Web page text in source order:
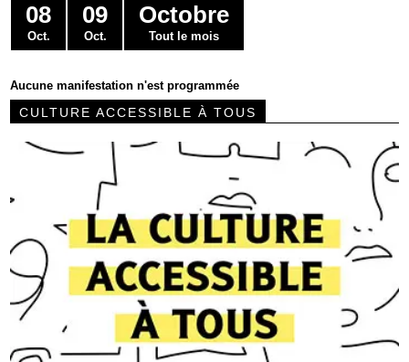
08
Oct.
09
Oct.
Octobre
Tout le mois
Aucune manifestation n'est programmée
CULTURE ACCESSIBLE À TOUS